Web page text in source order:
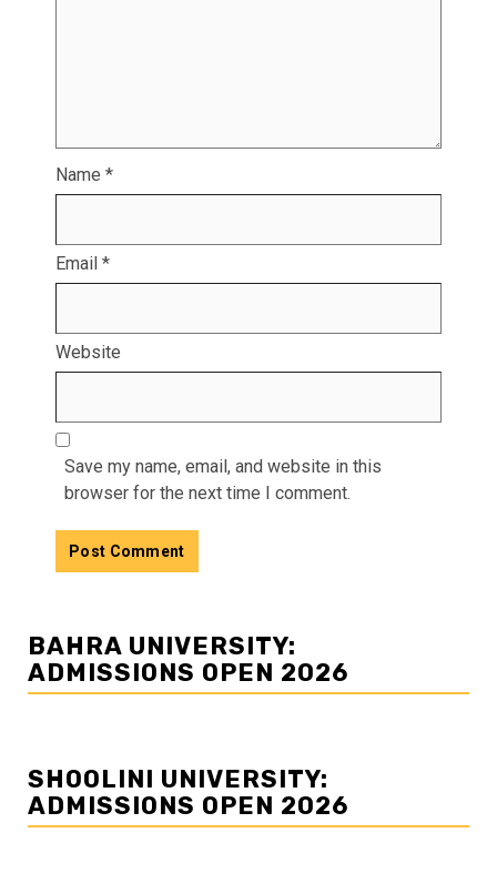
Name *
Email *
Website
Save my name, email, and website in this
browser for the next time I comment.
BAHRA UNIVERSITY:
ADMISSIONS OPEN 2026
SHOOLINI UNIVERSITY:
ADMISSIONS OPEN 2026